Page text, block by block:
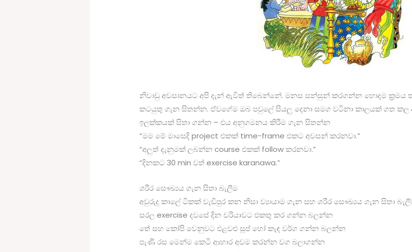
නිවාඩු අවසානයට අපි දැන් ඇවිත් තිබෙන්නේ. මනස සන්සුන් කරගන්න හොදම ක්‍රමය
කටයුතු ගැන සිතන්න. ඒවගේම ඔබ පවුලේ සියලු දෙනා සමග වටිනා කාලයක් ගත
ඉලක්කයක් සිතා ගන්න – එය අනුගමනය කිරීම ගැන සිතන්න
“මම මේ මාසෙදි project එකක් time-frame එකට අවසන් කරනවා.”
“අලුත් දැනුමක් ලබන්න course එකක් follow කරනවා.”
“දිනකට 30 min වත් exercise karanawa.”
ශරීර සෞඛ්‍යය ගැන සිතා බැලීම
අවුරුදු කාලේ ටිකක් වැඩිපුර කන නිසා ව්‍යායාම ගැන සහ ශරීර සෞඛ්‍යය ගැන සිතා
සරල exercise දවසේ දින චරියාවට එකතු කර ගන්න බලන්න
තේ සහ කෝපි වෙනුවට එළවළු සූප් හෝ කැඳ වර්ග ගන්න බලන්න
පැණි රස මෙන්ම කෙටි ආහාර අවම කරන්න වග බලාගන්න